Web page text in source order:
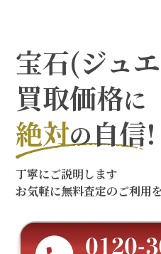
宝石(ジュ
買取価格に
絶対の自信!
丁寧にご説明します
お気軽に無料査定のご利用を